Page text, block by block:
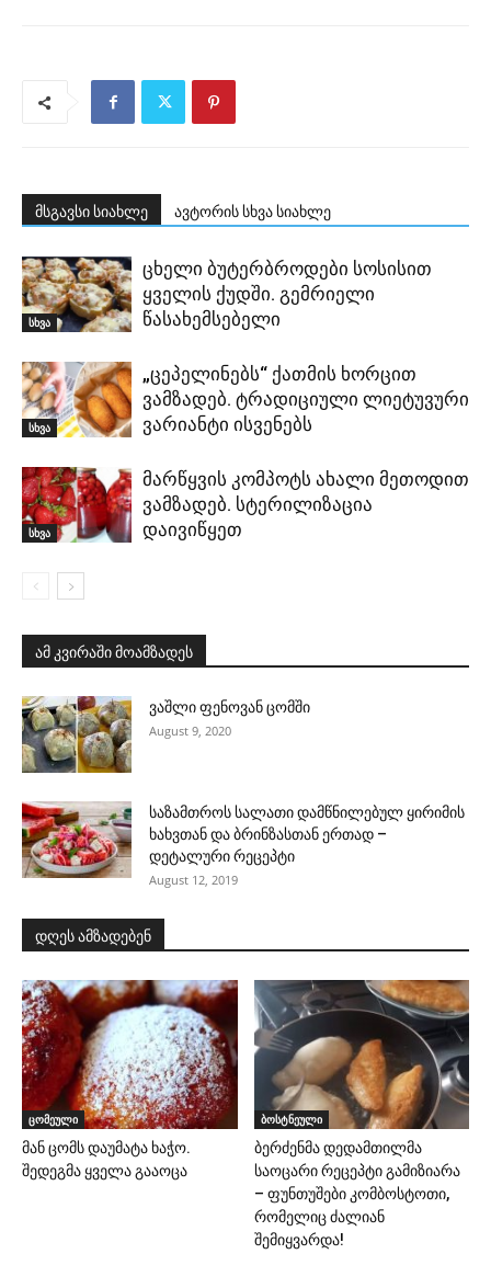
მსგავსი სიახლე ავტორის სხვა სიახლე
სხვა
ცხელი ბუტერბროდები სოსისით
ყველის ქუდში. გემრიელი
წასახემსებელი
სხვა
„ცეპელინებს“ ქათმის ხორცით
ვამზადებ. ტრადიციული ლიეტუვური
ვარიანტი ისვენებს
სხვა
მარწყვის კომპოტს ახალი მეთოდით
ვამზადებ. სტერილიზაცია
დაივიწყეთ
ამ კვირაში მოამზადეს
ვაშლი ფენოვან ცომში
August 9, 2020
საზამთროს სალათი დამწნილებულ ყირიმის
ხახვთან და ბრინზასთან ერთად –
დეტალური რეცეპტი
August 12, 2019
დღეს ამზადებენ
ცომეული
მან ცომს დაუმატა ხაჭო.
შედეგმა ყველა გააოცა
ბოსტნეული
ბერძენმა დედამთილმა
საოცარი რეცეპტი გამიზიარა
– ფუნთუშები კომბოსტოთი,
რომელიც ძალიან
შემიყვარდა!